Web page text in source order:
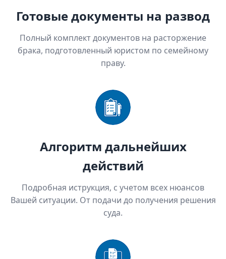
Готовые документы на развод
Полный комплект документов на расторжение
брака, подготовленный юристом по семейному
праву.
Алгоритм дальнейших
действий
Подробная иструкция, с учетом всех нюансов
Вашей ситуации. От подачи до получения решения
суда.